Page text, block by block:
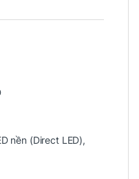
nền (Direct LED),